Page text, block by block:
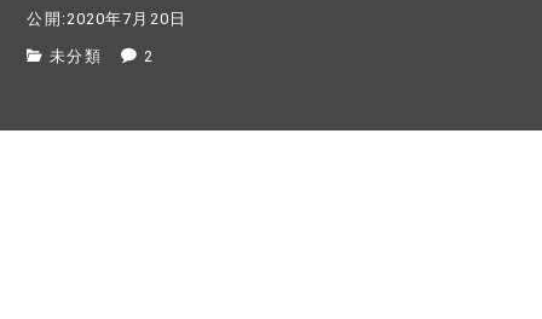
公開:2020年7月20日
未分類 2